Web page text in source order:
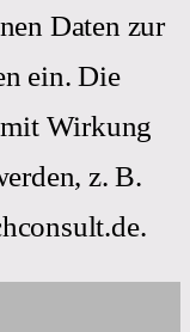
Daten zur
ein. Die
Wirkung
z. B.